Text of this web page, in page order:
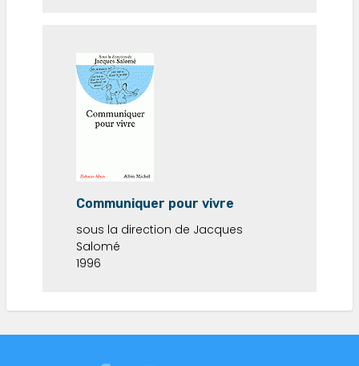
Communiquer pour vivre
sous la direction de Jacques
Salomé
1996